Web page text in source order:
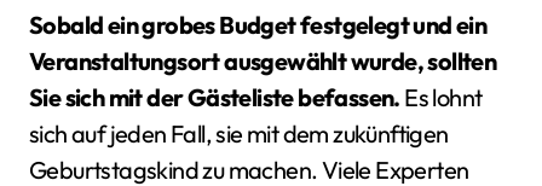
Sobald ein grobes Budget festgelegt und ein
Veranstaltungsort ausgewählt wurde, sollten
Sie sich mit der Gästeliste befassen. Es lohnt
sich auf jeden Fall, sie mit dem zukünftigen
Geburtstagskind zu machen. Viele Experten